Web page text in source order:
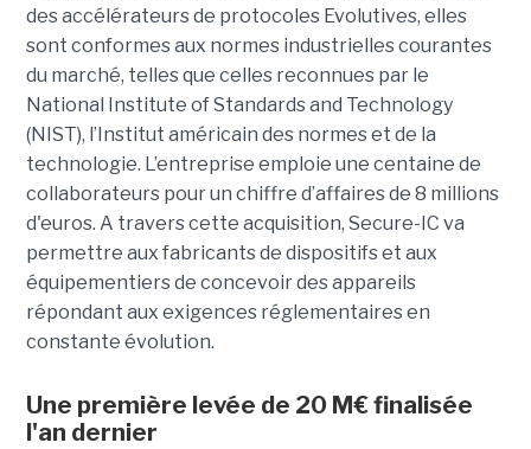
des accélérateurs de protocoles Evolutives, elles
sont conformes aux normes industrielles courantes
du marché, telles que celles reconnues par le
National Institute of Standards and Technology
(NIST), l’Institut américain des normes et de la
technologie. L’entreprise emploie une centaine de
collaborateurs pour un chiffre d’affaires de 8 millions
d'euros. A travers cette acquisition, Secure-IC va
permettre aux fabricants de dispositifs et aux
équipementiers de concevoir des appareils
répondant aux exigences réglementaires en
constante évolution.
Une première levée de 20 M€ finalisée
l'an dernier